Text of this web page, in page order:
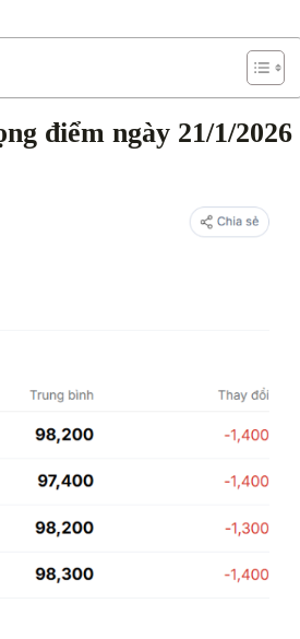
điểm ngày 21/1/2026